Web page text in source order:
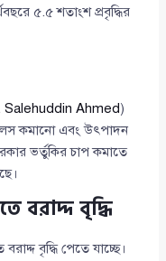
৫.৫ শতাংশ প্রবৃদ্ধির
Salehuddin Ahmed)
লস কমানো এবং উৎপাদন
ভর্তুকির চাপ কমাতে
বরাদ্দ বৃদ্ধি
বৃদ্ধি পেতে যাচ্ছে।